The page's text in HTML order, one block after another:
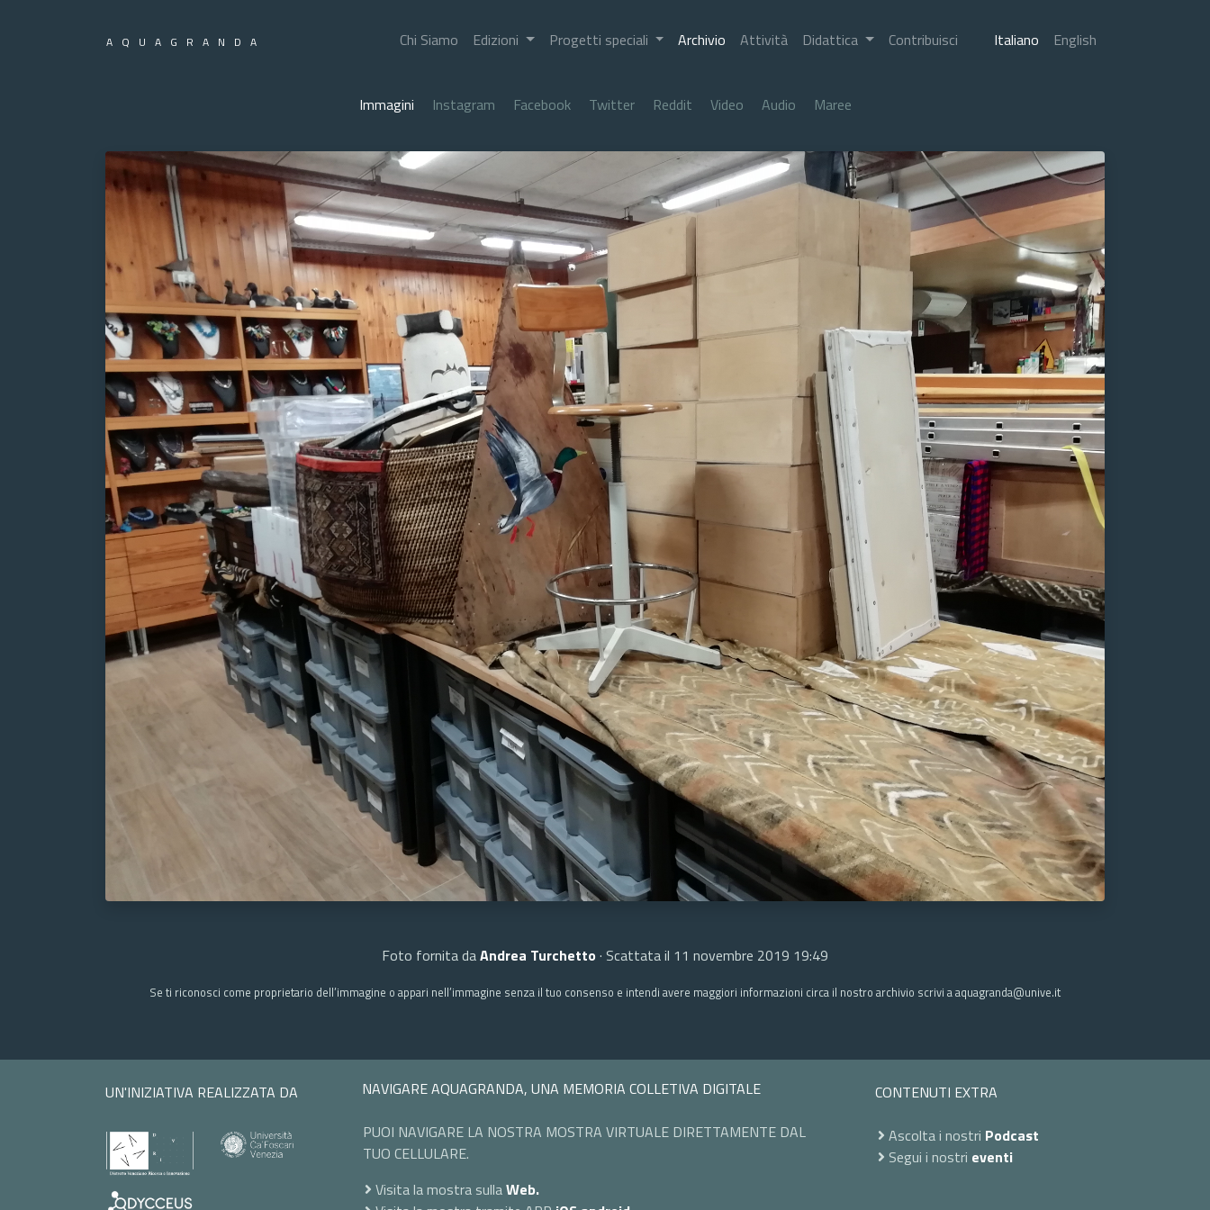
AQUAGRANDA Chi Siamo Edizioni Progetti speciali Archivio Attività Didattica Contribuisci Italiano English
Immagini Instagram Facebook Twitter Reddit Video Audio Maree
Foto fornita daAndrea Turchetto · Scattata il 11 novembre 2019 19:49
Se ti riconosci come proprietario dell’immagine o appari nell’immagine senza il tuo consenso e intendi avere maggiori informazioni circa il nostro archivio scrivi a aquagranda@unive.it
UN'INIZIATIVA REALIZZATA DA
NAVIGARE AQUAGRANDA, UNA MEMORIA COLLETIVA DIGITALE
PUOI NAVIGARE LA NOSTRA MOSTRA VIRTUALE DIRETTAMENTE DAL
TUO CELLULARE.
Visita la mostra sullaWeb.
CONTENUTI EXTRA
Ascolta i nostri Podcast
Segui i nostri eventi